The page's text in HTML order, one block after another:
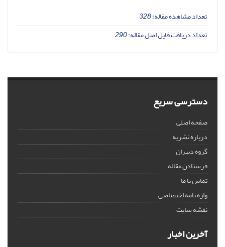
تعداد مشاهده مقاله:328
تعداد دریافت فایل اصل مقاله:290
دسترسی سریع
صفحه اصلی
درباره نشریه
گروه دبیران
فرستادن مقاله
تماس با ما
واژه نامه اختصاصی
نقشه سایت
آخرین اخبار